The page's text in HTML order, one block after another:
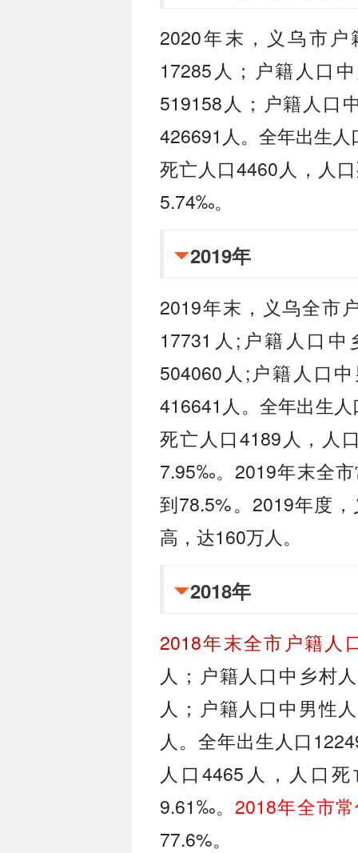
2020年末，义乌市
17285人；户籍人口
519158人；户籍人口
426691人。全年出生
死亡人口4460人，人
5.74‰。
2019年
2019年末，义乌全市
17731人;户籍人口中
504060人;户籍人口
416641人。全年出生
死亡人口4189人，人
7.95‰。2019年末全
到78.5%。2019年度
高，达160万人。
2018年
2018年末全市户籍人
人；户籍人口中乡村
人；户籍人口中男性
人。全年出生人口
人口4465人，人口
9.61‰。2018年全市
77.6%。